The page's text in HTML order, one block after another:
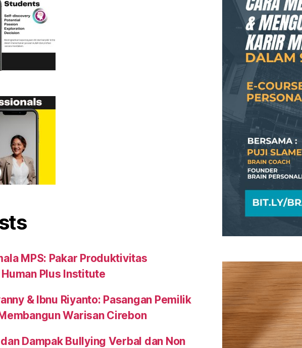
MPS: Pakar Produktivitas
Plus Institute
& Ibnu Riyanto: Pasangan Pemilik
Warisan Cirebon
Dampak Bullying Verbal dan Non